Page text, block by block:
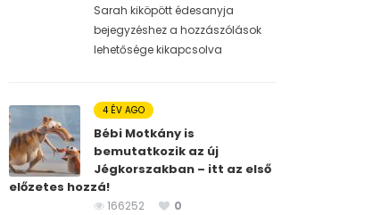
Sarah kiköpött édesanyja
bejegyzéshez a hozzászólások
lehetősége kikapcsolva
4 ÉV AGO
Bébi Motkány is
bemutatkozik az új
Jégkorszakban – itt az első
előzetes hozzá!
166252
0